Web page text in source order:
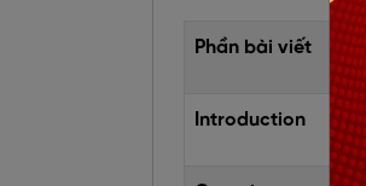
Phần bài viết
Introduction